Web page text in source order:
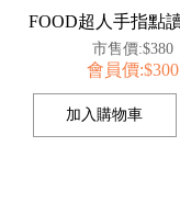
市售價:$380
會員價:$300